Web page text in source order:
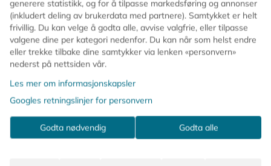
🎀 Rutete design i myke pastelltoner
🌡 Passer til både varme og kalde drikker
🌿 Laget av bærekraftig FSC-papir
📦 Pakke med 8 krus
🧃 Volum: 256 ml
Enkel eleganse møter vintage-vibber – og setter den
perfekte stemningen for en gjennomført borddekking 💛
generere statistikk, og for å tilpasse markedsføring og annonser
(inkludert deling av brukerdata med partnere). Samtykket er helt
frivillig. Du kan velge å godta alle, avvise valgfrie, eller tilpasse
valgene dine per kategori nedenfor. Du kan når som helst endre
eller trekke tilbake dine samtykker via lenken «personvern»
nederst på nettsiden vår.
Les mer om informasjonskapsler
Googles retningslinjer for personvern
Godta nødvendig Godta alle